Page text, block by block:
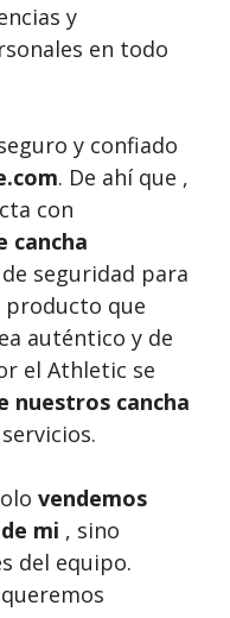
y
en todo
y confiado
. De ahí que ,
con
cancha
seguridad para
producto que
auténtico y de
el Athletic se
nuestros cancha
vendemos
mi , sino
del equipo.